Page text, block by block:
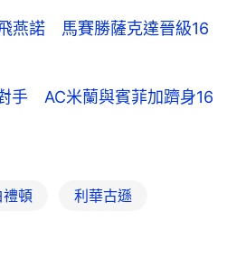
燕諾 馬賽勝薩克達晉級16
手 AC米蘭與賓菲加躋身16
禮頓 利華古遜